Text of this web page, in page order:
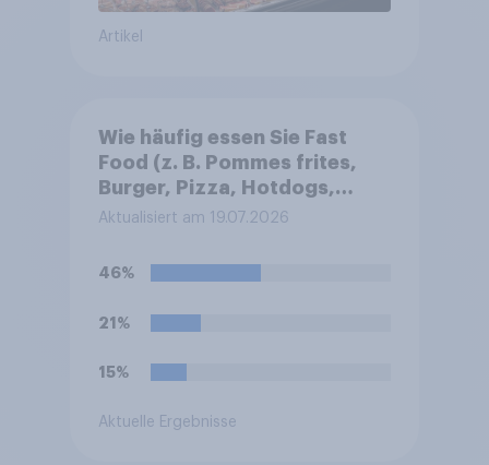
Artikel
Wie häufig essen Sie Fast
Food (z. B. Pommes frites,
Burger, Pizza, Hotdogs,
Chicken Nuggets oder
Aktualisiert am 19.07.2026
46%
21%
15%
Aktuelle Ergebnisse